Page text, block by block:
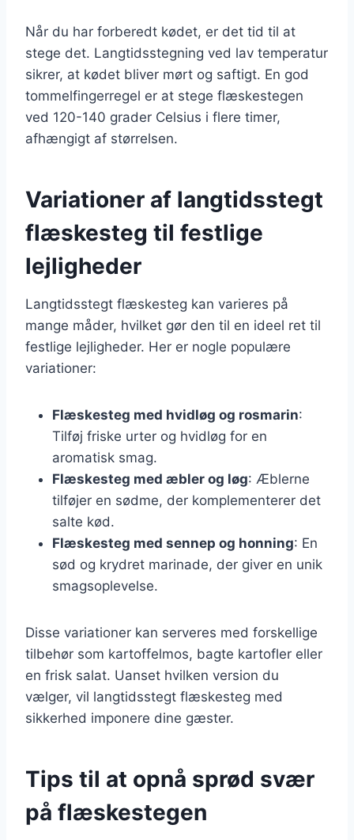
Når du har forberedt kødet, er det tid til at
stege det. Langtidsstegning ved lav temperatur
sikrer, at kødet bliver mørt og saftigt. En god
tommelfingerregel er at stege flæskestegen
ved 120-140 grader Celsius i flere timer,
afhængigt af størrelsen.
Variationer af langtidsstegt
flæskesteg til festlige
lejligheder
Langtidsstegt flæskesteg kan varieres på
mange måder, hvilket gør den til en ideel ret til
festlige lejligheder. Her er nogle populære
variationer:
Flæskesteg med hvidløg og rosmarin:
Tilføj friske urter og hvidløg for en
aromatisk smag.
Flæskesteg med æbler og løg: Æblerne
tilføjer en sødme, der komplementerer det
salte kød.
Flæskesteg med sennep og honning: En
sød og krydret marinade, der giver en unik
smagsoplevelse.
Disse variationer kan serveres med forskellige
tilbehør som kartoffelmos, bagte kartofler eller
en frisk salat. Uanset hvilken version du
vælger, vil langtidsstegt flæskesteg med
sikkerhed imponere dine gæster.
Tips til at opnå sprød svær
på flæskestegen